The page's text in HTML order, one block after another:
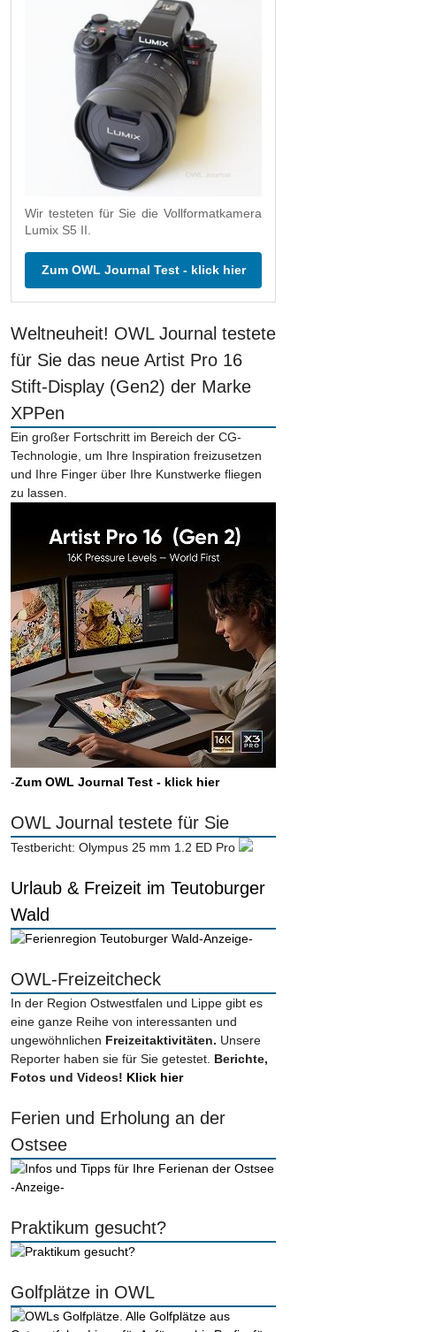
Wir testeten für Sie die Vollformatkamera
Lumix S5 II.
Zum OWL Journal Test - klick hier
Weltneuheit! OWL Journal testete
für Sie das neue Artist Pro 16
Stift-Display (Gen2) der Marke
XPPen
Ein großer Fortschritt im Bereich der CG-
Technologie, um Ihre Inspiration freizusetzen
und Ihre Finger über Ihre Kunstwerke fliegen
zu lassen.
-Zum OWL Journal Test - klick hier
OWL Journal testete für Sie
Testbericht: Olympus 25 mm 1.2 ED Pro
Urlaub & Freizeit im Teutoburger
Wald
-Anzeige-
OWL-Freizeitcheck
In der Region Ostwestfalen und Lippe gibt es
eine ganze Reihe von interessanten und
ungewöhnlichen Freizeitaktivitäten. Unsere
Reporter haben sie für Sie getestet. Berichte,
Fotos und Videos! Klick hier
Ferien und Erholung an der
Ostsee
-Anzeige-
Praktikum gesucht?
Golfplätze in OWL